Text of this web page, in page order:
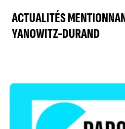
ACTUALITÉS
YANOWITZ-DURAND